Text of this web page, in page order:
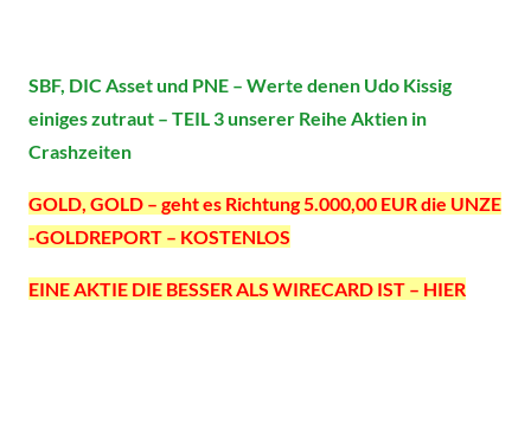
SBF, DIC Asset und PNE – Werte denen Udo Kissig
einiges zutraut – TEIL 3 unserer Reihe Aktien in
Crashzeiten
GOLD, GOLD – geht es Richtung 5.000,00 EUR die UNZE
-GOLDREPORT – KOSTENLOS
EINE AKTIE DIE BESSER ALS WIRECARD IST – HIER